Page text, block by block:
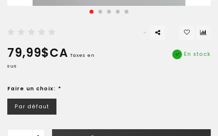
79,99$CA Taxes en
sus
En stock
Faire un choix: *
Par défaut